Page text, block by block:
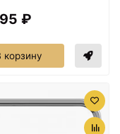
₽
корзину